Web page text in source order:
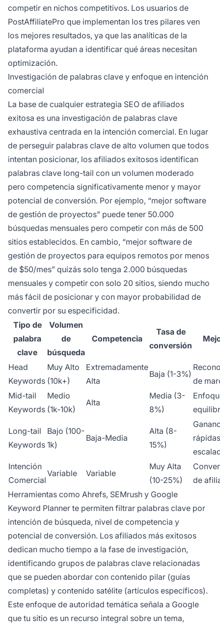
competir en nichos competitivos. Los usuarios de
PostAffiliatePro que implementan los tres pilares ven
los mejores resultados, ya que las analíticas de la
plataforma ayudan a identificar qué áreas necesitan
optimización.
Investigación de palabras clave y enfoque en intención
comercial
La base de cualquier estrategia SEO de afiliados
exitosa es una investigación de palabras clave
exhaustiva centrada en la intención comercial. En lugar
de perseguir palabras clave de alto volumen que todos
intentan posicionar, los afiliados exitosos identifican
palabras clave long-tail con un volumen moderado
pero competencia significativamente menor y mayor
potencial de conversión. Por ejemplo, “mejor software
de gestión de proyectos” puede tener 50.000
búsquedas mensuales pero competir con más de 500
sitios establecidos. En cambio, “mejor software de
gestión de proyectos para equipos remotos por menos
de $50/mes” quizás solo tenga 2.000 búsquedas
mensuales y competir con solo 20 sitios, siendo mucho
más fácil de posicionar y con mayor probabilidad de
convertir por su especificidad.
Tipo de
palabra
clave
Volumen
de
búsqueda
Competencia
Tasa de
conversión
Head
Keywords
Muy Alto
(10k+)
Extremadamente
Alta
Baja (1-3%)
de
Mid-tail
Keywords
Medio
(1k-10k)
Alta
Media (3-
8%)
Long-tail
Keywords
Bajo (100-
1k)
Baja-Media
Alta (8-
15%)
Intención
Comercial
Variable Variable
Muy Alta
(10-25%)
de
Herramientas como Ahrefs, SEMrush y Google
Keyword Planner te permiten filtrar palabras clave por
intención de búsqueda, nivel de competencia y
potencial de conversión. Los afiliados más exitosos
dedican mucho tiempo a la fase de investigación,
identificando grupos de palabras clave relacionadas
que se pueden abordar con contenido pilar (guías
completas) y contenido satélite (artículos específicos).
Este enfoque de autoridad temática señala a Google
que tu sitio es un recurso integral sobre un tema,